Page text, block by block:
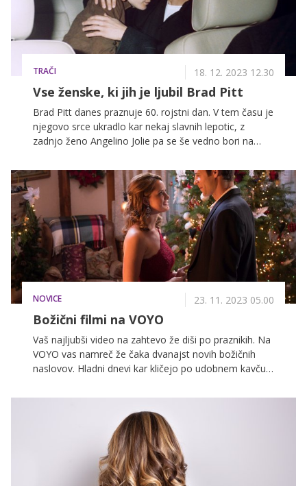
TRAČI 18. 12. 2023 12.30
Vse ženske, ki jih je ljubil Brad Pitt
Brad Pitt danes praznuje 60. rojstni dan. V tem času je
njegovo srce ukradlo kar nekaj slavnih lepotic, z
zadnjo ženo Angelino Jolie pa se še vedno bori na
NOVICE 23. 11. 2023 05.00
Božični filmi na VOYO
Vaš najljubši video na zahtevo že diši po praznikih. Na
VOYO vas namreč že čaka dvanajst novih božičnih
naslovov. Hladni dnevi kar kličejo po udobnem kavču,
medenjake in se raznežite ob romantičnih prizorih.